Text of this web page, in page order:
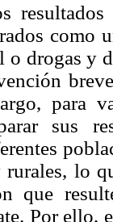
como
o drogas y
para
sus
rurales, lo
que
Por ello,